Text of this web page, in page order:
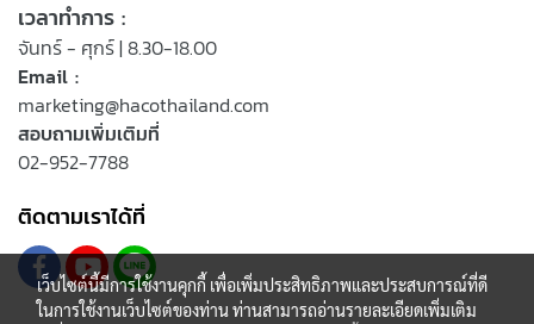
เวลาทำการ :
จันทร์ - ศุกร์ | 8.30-18.00
Email :
marketing@hacothailand.com
สอบถามเพิ่มเติมที่
02-952-7788
ติดตามเราได้ที่
เว็บไซต์นี้มีการใช้งานคุกกี้ เพื่อเพิ่มประสิทธิภาพและประสบการณ์ที่ดี
ในการใช้งานเว็บไซต์ของท่าน ท่านสามารถอ่านรายละเอียดเพิ่มเติม